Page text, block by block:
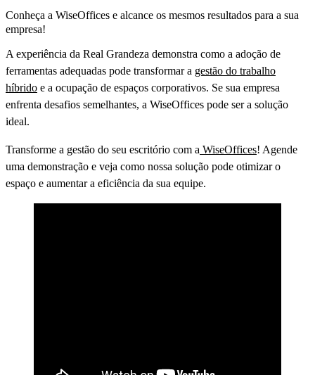
Conheça a WiseOffices e alcance os mesmos resultados para a sua
empresa!
A experiência da Real Grandeza demonstra como a adoção de
ferramentas adequadas pode transformar a gestão do trabalho
híbrido e a ocupação de espaços corporativos. Se sua empresa
enfrenta desafios semelhantes, a WiseOffices pode ser a solução
ideal.
Transforme a gestão do seu escritório com a WiseOffices! Agende
uma demonstração e veja como nossa solução pode otimizar o
espaço e aumentar a eficiência da sua equipe.